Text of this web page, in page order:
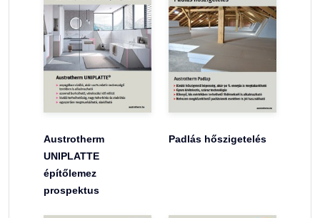
Austrotherm
UNIPLATTE
építőlemez
prospektus
Padlás hőszigetelés